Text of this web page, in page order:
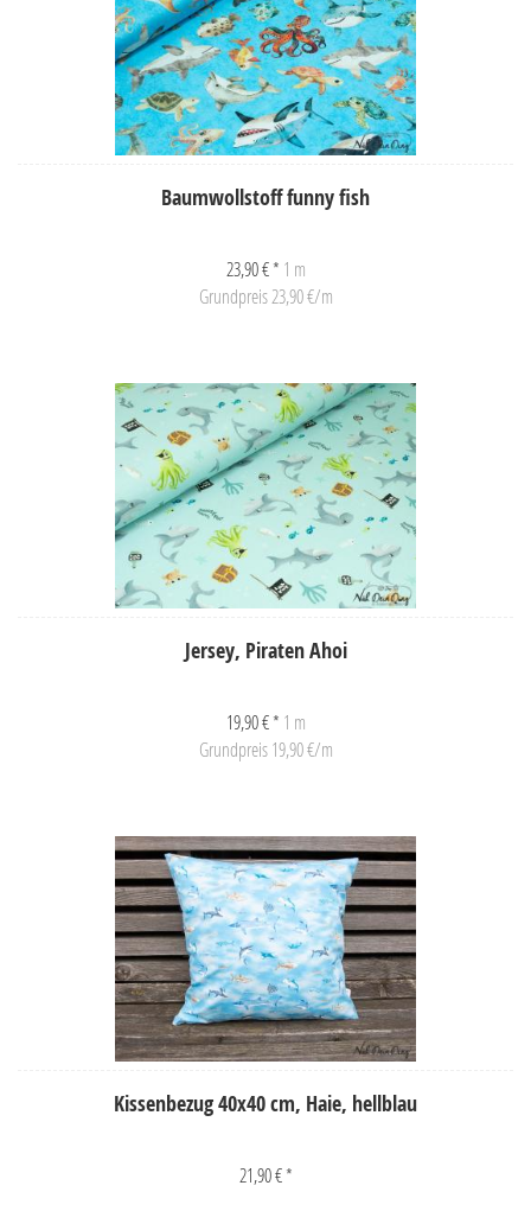
Baumwollstoff funny fish
23,90 € * 1 m
Grundpreis 23,90 €/m
Jersey, Piraten Ahoi
19,90 € * 1 m
Grundpreis 19,90 €/m
Kissenbezug 40x40 cm, Haie, hellblau
21,90 € *